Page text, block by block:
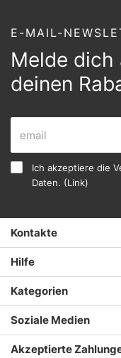
E-MAIL-
Melde dich
deinen
Ich akzeptiere die
Daten. (Link)
Kontakte
Hilfe
Kategorien
Soziale Medien
Akzeptierte